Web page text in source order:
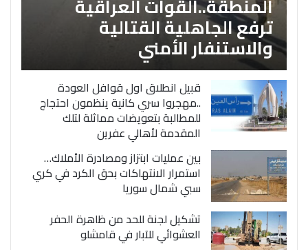
ترفع الجاهلية القتالية
والاستنفار الأمني
قبيل انطلاق اول قوافل العودة
..مهجروا سري كانية ينظمون احتجاج
للمطالبة بتعويضات مماثلة لتلك
المقدمة لأهالي عفرين
بين عمليات ابتزاز ومصادرة الأملاك…
استمرار الانتهاكات بحق الكرد في كري
سبي شمال سوريا
تشكيل لجنة للحد من ظاهرة الحفر
العشوائي للآبار في قامشلو